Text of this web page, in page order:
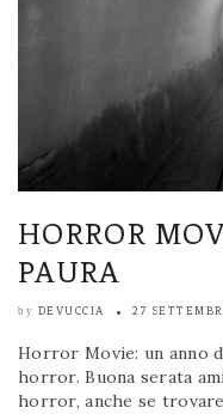
HORROR
PAURA
by DEVUCCIA 27
Horror Movie: un anno
horror. Buona serata
horror, anche se